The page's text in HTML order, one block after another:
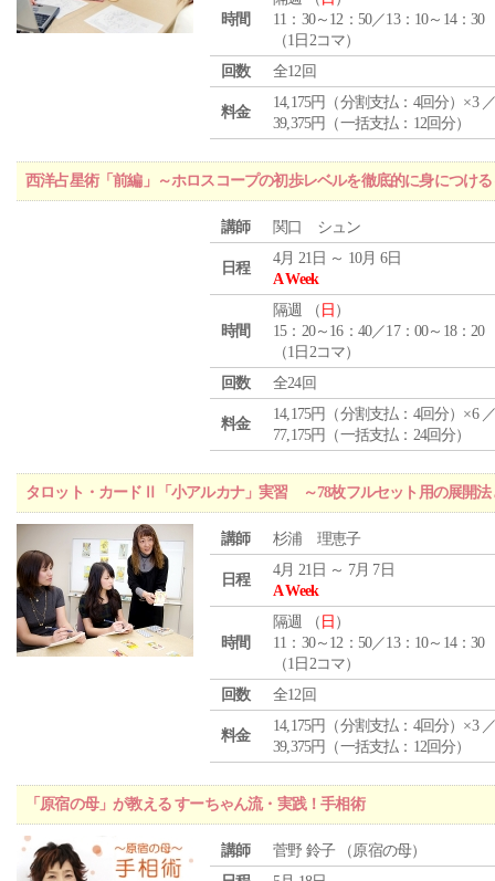
時間
11：30～12：50／13：10～14：30
（1日2コマ）
回数
全12回
料金
14,175円（分割支払：4回分）×3
39,375円（一括支払：12回分）
西洋占星術「前編」～ホロスコープの初歩レベルを徹底的に身につける
講師 関口 シュン
日程
4月 21日 ～ 10月 6日
A Week
時間
隔週 （ 日 ）
15：20～16：40／17：00～18：20
（1日2コマ）
回数
全24回
料金
14,175円（分割支払：4回分）×6
77,175円（一括支払：24回分）
タロット・カードⅡ「小アルカナ」実習 ～78枚フルセット用の展開法
講師 杉浦 理恵子
日程
4月 21日 ～ 7月 7日
A Week
時間
隔週 （ 日 ）
11：30～12：50／13：10～14：30
（1日2コマ）
回数
全12回
料金
14,175円（分割支払：4回分）×3
39,375円（一括支払：12回分）
「原宿の母」が教える すーちゃん流・実践！手相術
講師
菅野 鈴子 （原宿の母）